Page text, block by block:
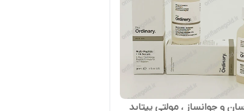
و جوانساز ، مولتی پپتاید